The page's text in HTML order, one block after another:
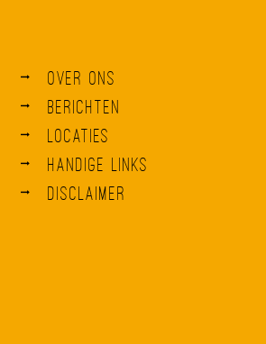
Over ons
Berichten
Locaties
Handige links
Disclaimer